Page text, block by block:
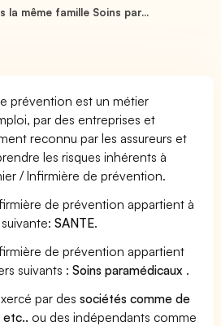
la même famille Soins par...
prévention est un métier
par des entreprises et
reconnu par les assureurs et
les risques inhérents à
/ Infirmière de prévention.
de prévention appartient à
suivante:SANTE.
de prévention appartient
suivants :Soins paramédicaux .
par dessociétés comme de
etc.. ou des indépendants comme